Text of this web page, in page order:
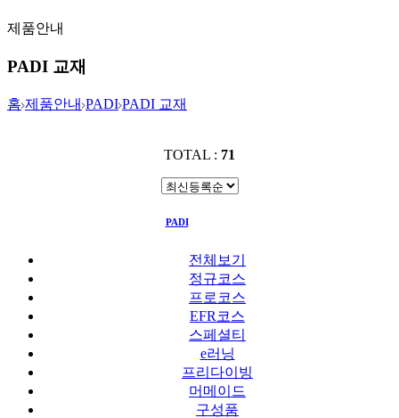
제품안내
PADI 교재
홈 제품안내 PADI PADI 교재
TOTAL : 71
PADIPADI 교재
전체보기
정규코스
프로코스
EFR코스
스페셜티
e러닝
프리다이빙
머메이드
구성품